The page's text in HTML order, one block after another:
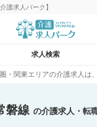
護求人パーク】
求人検索
・関東エリアの介護求人は
磐線 の介護求人・転